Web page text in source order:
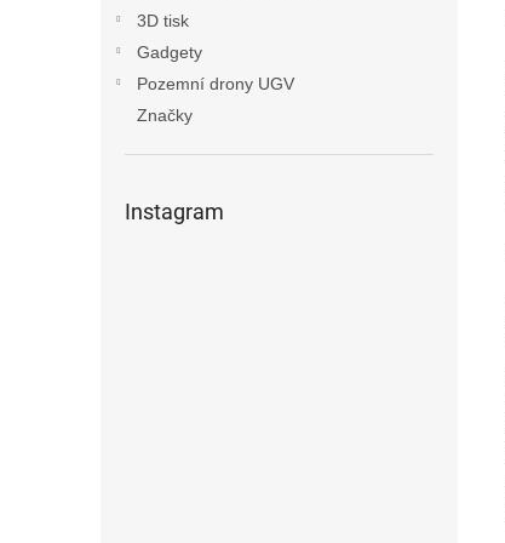
3D tisk
Gadgety
Pozemní drony UGV
Značky
Instagram